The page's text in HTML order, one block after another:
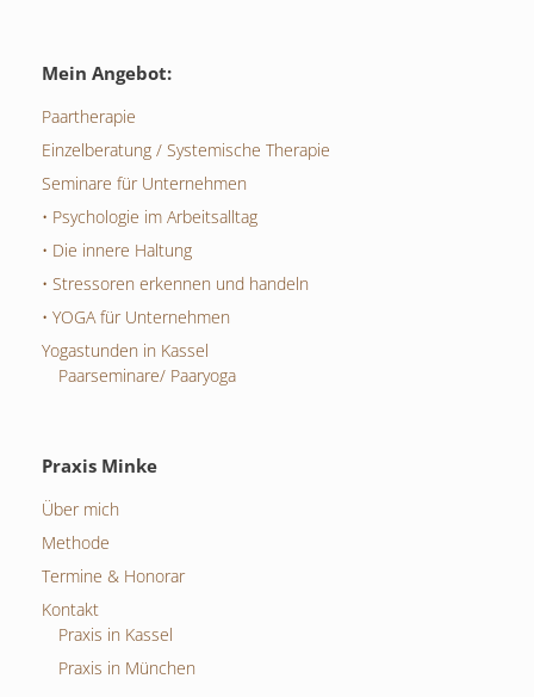
Mein Angebot:
Paartherapie
Einzelberatung / Systemische Therapie
Seminare für Unternehmen
• Psychologie im Arbeitsalltag
• Die innere Haltung
• Stressoren erkennen und handeln
• YOGA für Unternehmen
Yogastunden in Kassel
Paarseminare/ Paaryoga
Praxis Minke
Über mich
Methode
Termine & Honorar
Kontakt
Praxis in Kassel
Praxis in München